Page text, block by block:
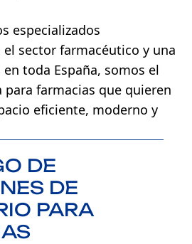
especializados
sector farmacéutico y una
toda España, somos el
para farmacias que quieren
eficiente, moderno y
DE
DE
PARA